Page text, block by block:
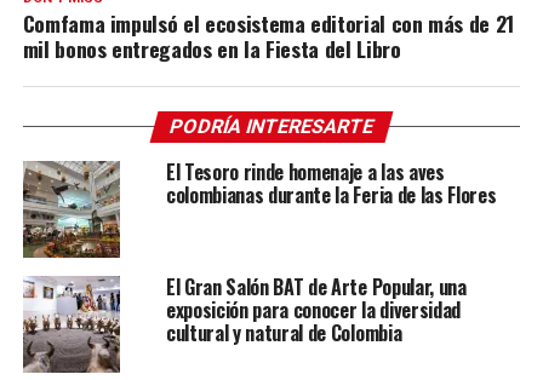
Comfama impulsó el ecosistema editorial con más de 21
mil bonos entregados en la Fiesta del Libro
PODRÍA INTERESARTE
El Tesoro rinde homenaje a las aves
colombianas durante la Feria de las Flores
El Gran Salón BAT de Arte Popular, una
exposición para conocer la diversidad
cultural y natural de Colombia